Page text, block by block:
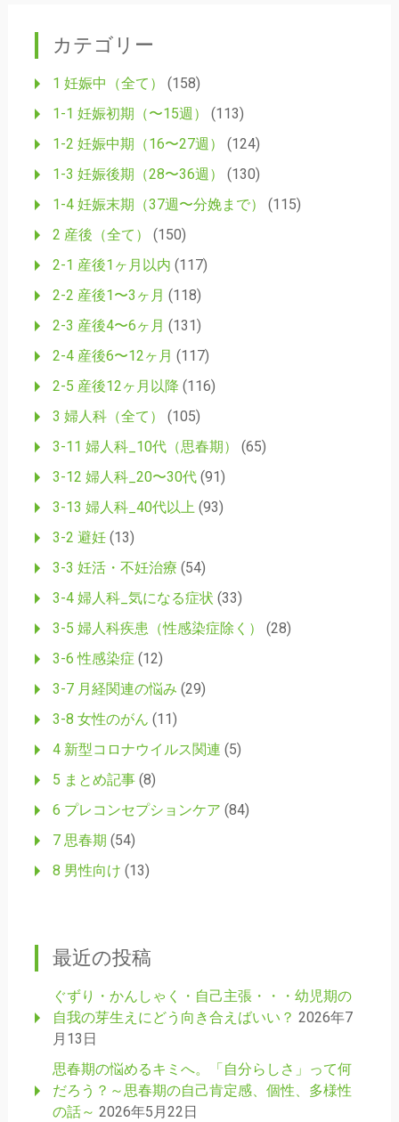
カテゴリー
1 妊娠中（全て）
(158)
1-1 妊娠初期（〜15週）
(113)
1-2 妊娠中期（16〜27週）
(124)
1-3 妊娠後期（28〜36週）
(130)
1-4 妊娠末期（37週〜分娩まで）
(115)
2 産後（全て）
(150)
2-1 産後1ヶ月以内 (117)
2-2 産後1〜3ヶ月 (118)
2-3 産後4〜6ヶ月 (131)
2-4 産後6〜12ヶ月 (117)
2-5 産後12ヶ月以降 (116)
3 婦人科（全て）
(105)
3-11 婦人科_10代（思春期）
(65)
3-12 婦人科_20〜30代(91)
3-13 婦人科_40代以上 (93)
3-2 避妊(13)
3-3 妊活・不妊治療 (54)
3-4 婦人科_気になる症状 (33)
3-5 婦人科疾患（性感染症除く）
(28)
3-6 性感染症 (12)
3-7 月経関連の悩み (29)
3-8 女性のがん (11)
4 新型コロナウイルス関連 (5)
5 まとめ記事(8)
6 プレコンセプションケア (84)
7 思春期 (54)
8 男性向け (13)
最近の投稿
ぐずり・かんしゃく・自己主張・・・幼児期の
自我の芽生えにどう向き合えばいい？ 2026年7
月13日
思春期の悩めるキミへ。「自分らしさ」って何
だろう？～思春期の自己肯定感、個性、多様性
の話～ 2026年5月22日